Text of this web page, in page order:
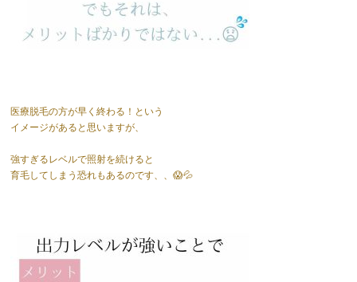
医療脱毛の方が早く終わる！という
イメージがあると思いますが、
強すぎるレベルで照射を続けると
育毛してしまう恐れもあるのです、、😱💦